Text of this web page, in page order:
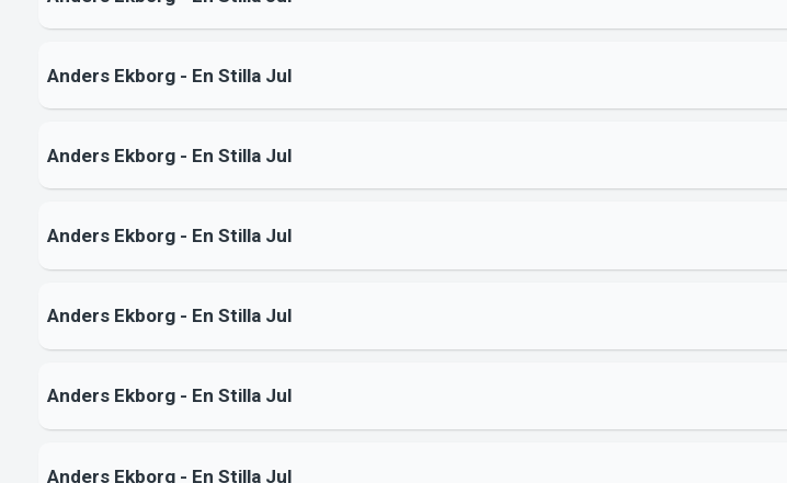
Anders Ekborg - En Stilla Jul
Anders Ekborg - En Stilla Jul
Anders Ekborg - En Stilla Jul
Anders Ekborg - En Stilla Jul
Anders Ekborg - En Stilla Jul
Anders Ekborg - En Stilla Jul